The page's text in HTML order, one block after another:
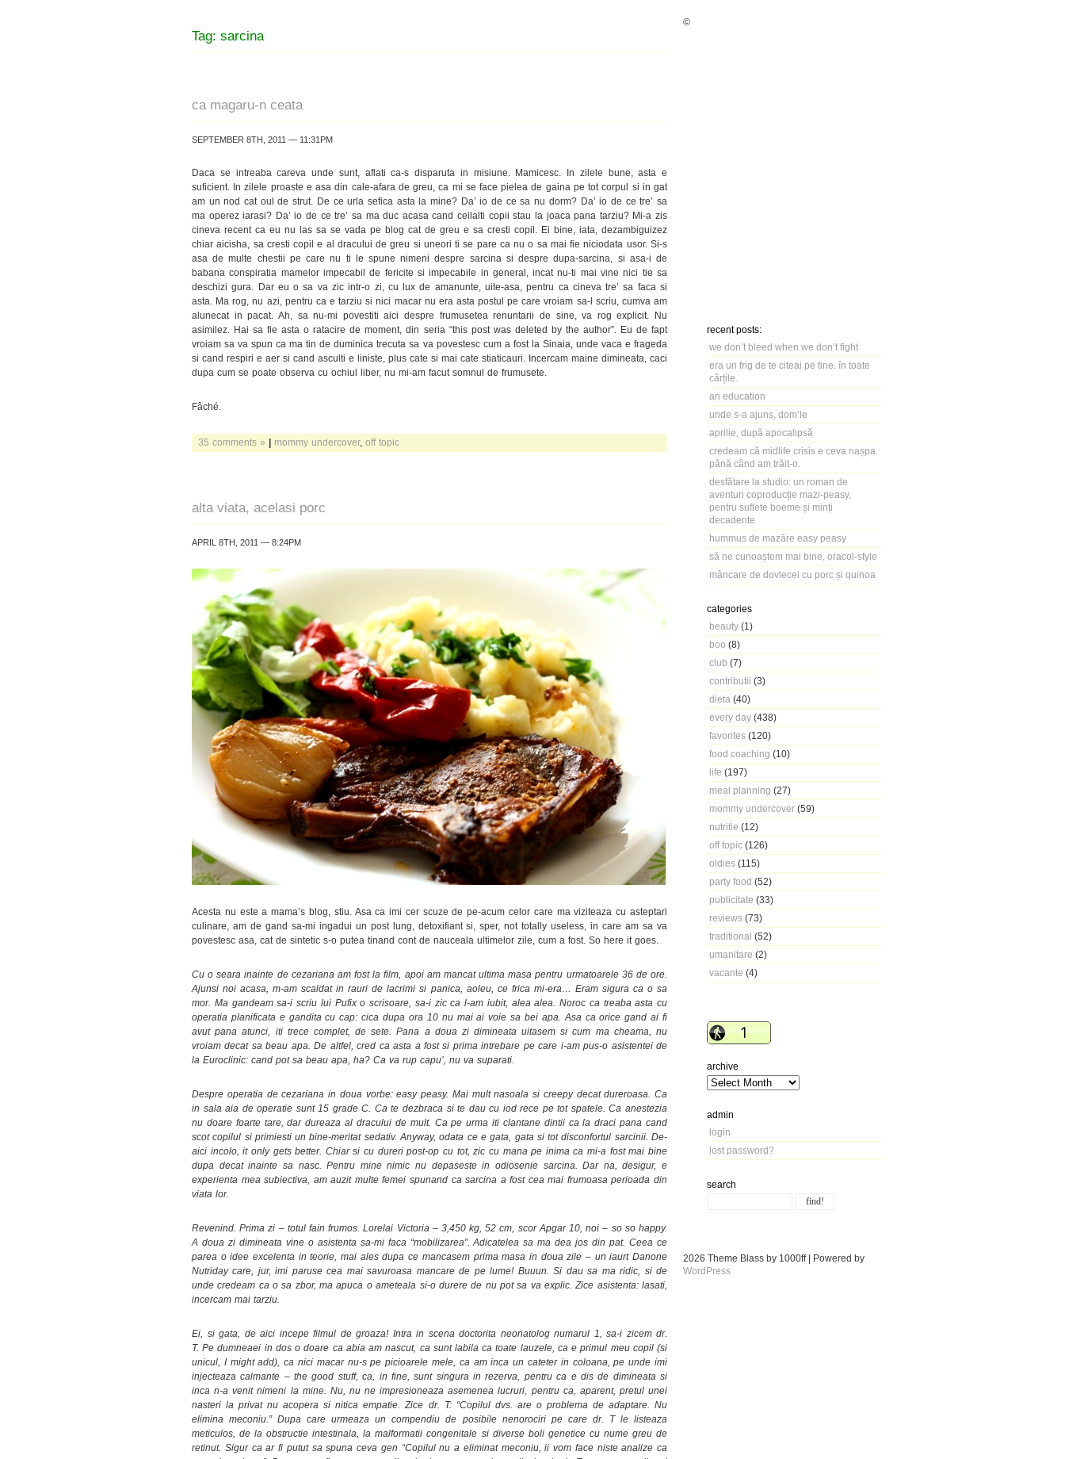
recent posts:
we don’t bleed when we don’t fight
era un frig de te citeai pe tine. în toate
cărțile.
an education
unde s-a ajuns, dom’le
aprilie, după apocalipsă
credeam că midlife crisis e ceva nașpa.
până când am trăit-o.
desfătare la studio: un roman de
aventuri coproducție mazi-peasy,
pentru suflete boeme și minți
decadente
hummus de mazăre easy peasy
să ne cunoaștem mai bine, oracol-style
mâncare de dovlecei cu porc și quinoa
categories
beauty (1)
boo (8)
club (7)
contributii (3)
dieta (40)
every day (438)
favorites (120)
food coaching (10)
life (197)
meal planning (27)
mommy undercover (59)
nutritie (12)
off topic (126)
oldies (115)
party food (52)
publicitate (33)
reviews (73)
traditional (52)
umanitare (2)
vacante (4)
archive
admin
login
lost password?
search
Tag: sarcina
ca magaru-n ceata
SEPTEMBER 8TH, 2011 — 11:31PM
Daca se intreaba careva unde sunt, aflati ca-s disparuta in misiune. Mamicesc. In zilele bune, asta e
suficient. In zilele proaste e asa din cale-afara de greu, ca mi se face pielea de gaina pe tot corpul si in gat
am un nod cat oul de strut. De ce urla sefica asta la mine? Da’ io de ce sa nu dorm? Da’ io de ce tre’ sa
ma operez iarasi? Da’ io de ce tre’ sa ma duc acasa cand ceilalti copii stau la joaca pana tarziu? Mi-a zis
cineva recent ca eu nu las sa se vada pe blog cat de greu e sa cresti copil. Ei bine, iata, dezambiguizez
chiar aicisha, sa cresti copil e al dracului de greu si uneori ti se pare ca nu o sa mai fie niciodata usor. Si-s
asa de multe chestii pe care nu ti le spune nimeni despre sarcina si despre dupa-sarcina, si asa-i de
babana conspiratia mamelor impecabil de fericite si impecabile in general, incat nu-ti mai vine nici tie sa
deschizi gura. Dar eu o sa va zic intr-o zi, cu lux de amanunte, uite-asa, pentru ca cineva tre’ sa faca si
asta. Ma rog, nu azi, pentru ca e tarziu si nici macar nu era asta postul pe care vroiam sa-l scriu, cumva am
alunecat in pacat. Ah, sa nu-mi povestiti aici despre frumusetea renuntarii de sine, va rog explicit. Nu
asimilez. Hai sa fie asta o ratacire de moment, din seria “this post was deleted by the author”. Eu de fapt
vroiam sa va spun ca ma tin de duminica trecuta sa va povestesc cum a fost la Sinaia, unde vaca e frageda
si cand respiri e aer si cand asculti e liniste, plus cate si mai cate stiaticauri. Incercam maine dimineata, caci
dupa cum se poate observa cu ochiul liber, nu mi-am facut somnul de frumusete.
Fâché.
35 comments » | mommy undercover, off topic
alta viata, acelasi porc
APRIL 8TH, 2011 — 8:24PM
Acesta nu este a mama’s blog, stiu. Asa ca imi cer scuze de pe-acum celor care ma viziteaza cu asteptari
culinare, am de gand sa-mi ingadui un post lung, detoxifiant si, sper, not totally useless, in care am sa va
povestesc asa, cat de sintetic s-o putea tinand cont de nauceala ultimelor zile, cum a fost. So here it goes.
Cu o seara inainte de cezariana am fost la film, apoi am mancat ultima masa pentru urmatoarele 36 de ore.
Ajunsi noi acasa, m-am scaldat in rauri de lacrimi si panica, aoleu, ce frica mi-era… Eram sigura ca o sa
mor. Ma gandeam sa-i scriu lui Pufix o scrisoare, sa-i zic ca l-am iubit, alea alea. Noroc ca treaba asta cu
operatia planificata e gandita cu cap: cica dupa ora 10 nu mai ai voie sa bei apa. Asa ca orice gand ai fi
avut pana atunci, iti trece complet, de sete. Pana a doua zi dimineata uitasem si cum ma cheama, nu
vroiam decat sa beau apa. De altfel, cred ca asta a fost si prima intrebare pe care i-am pus-o asistentei de
la Euroclinic: cand pot sa beau apa, ha? Ca va rup capu’, nu va suparati.
Despre operatia de cezariana in doua vorbe: easy peasy. Mai mult nasoala si creepy decat dureroasa. Ca
in sala aia de operatie sunt 15 grade C. Ca te dezbraca si te dau cu iod rece pe tot spatele. Ca anestezia
nu doare foarte tare, dar dureaza al dracului de mult. Ca pe urma iti clantane dintii ca la draci pana cand
scot copilul si primiesti un bine-meritat sedativ. Anyway, odata ce e gata, gata si tot disconfortul sarcinii. De-
aici incolo, it only gets better. Chiar si cu dureri post-op cu tot, zic cu mana pe inima ca mi-a fost mai bine
dupa decat inainte sa nasc. Pentru mine nimic nu depaseste in odiosenie sarcina. Dar na, desigur, e
experienta mea subiectiva, am auzit multe femei spunand ca sarcina a fost cea mai frumoasa perioada din
viata lor.
Revenind. Prima zi – totul fain frumos. Lorelai Victoria – 3,450 kg, 52 cm, scor Apgar 10, noi – so so happy.
A doua zi dimineata vine o asistenta sa-mi faca “mobilizarea”. Adicatelea sa ma dea jos din pat. Ceea ce
parea o idee excelenta in teorie, mai ales dupa ce mancasem prima masa in doua zile – un iaurt Danone
Nutriday care, jur, imi paruse cea mai savuroasa mancare de pe lume! Buuun. Si dau sa ma ridic, si de
unde credeam ca o sa zbor, ma apuca o ameteala si-o durere de nu pot sa va explic. Zice asistenta: lasati,
incercam mai tarziu.
Ei, si gata, de aici incepe filmul de groaza! Intra in scena doctorita neonatolog numarul 1, sa-i zicem dr.
T. Pe dumneaei in dos o doare ca abia am nascut, ca sunt labila ca toate lauzele, ca e primul meu copil (si
unicul, I might add), ca nici macar nu-s pe picioarele mele, ca am inca un cateter in coloana, pe unde imi
injecteaza calmante – the good stuff, ca, in fine, sunt singura in rezerva, pentru ca e dis de dimineata si
inca n-a venit nimeni la mine. Nu, nu ne impresioneaza asemenea lucruri, pentru ca, aparent, pretul unei
nasteri la privat nu acopera si nitica empatie. Zice dr. T: “Copilul dvs. are o problema de adaptare. Nu
elimina meconiu.” Dupa care urmeaza un compendiu de posibile nenorociri pe care dr. T le listeaza
meticulos, de la obstructie intestinala, la malformatii congenitale si diverse boli genetice cu nume greu de
retinut. Sigur ca ar fi putut sa spuna ceva gen “Copilul nu a eliminat meconiu, ii vom face niste analize ca
©
2026 Theme Blass by 1000ff | Powered by
WordPress